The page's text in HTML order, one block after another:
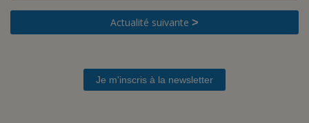
Actualité suivante >
Je m'inscris à la newsletter